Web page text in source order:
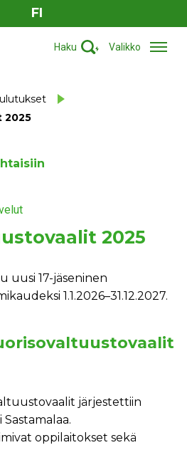
FI
Haku Valikko
2025
2025
uusi 17-jäseninen
1.1.2026–31.12.2027.
järjestettiin
Sastamalaa.
oppilaitokset sekä